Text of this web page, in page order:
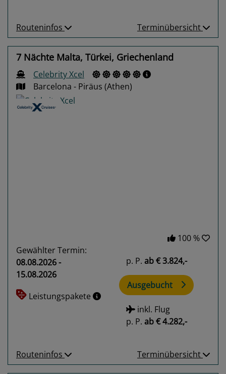
Routeninfos Terminübersicht
7 Nächte Malta, Türkei, Griechenland
Celebrity Xcel
Barcelona - Piräus (Athen)
100 %
Gewählter Termin:
08.08.2026 -
15.08.2026
Leistungspakete
p. P. ab€ 3.824,-
Ausgebucht
inkl. Flug
p. P. ab€ 4.282,-
Routeninfos Terminübersicht